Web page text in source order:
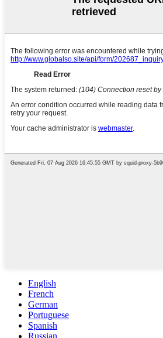
English
French
German
Portuguese
Spanish
Russian